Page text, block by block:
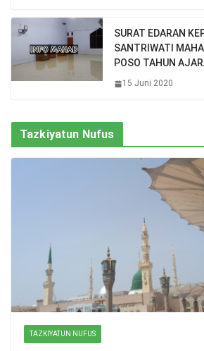
SURAT EDARAN
SANTRIWATI
POSO TAHUN
15 Juni 2020
Tazkiyatun Nufus
TAZKIYATUN NUFUS